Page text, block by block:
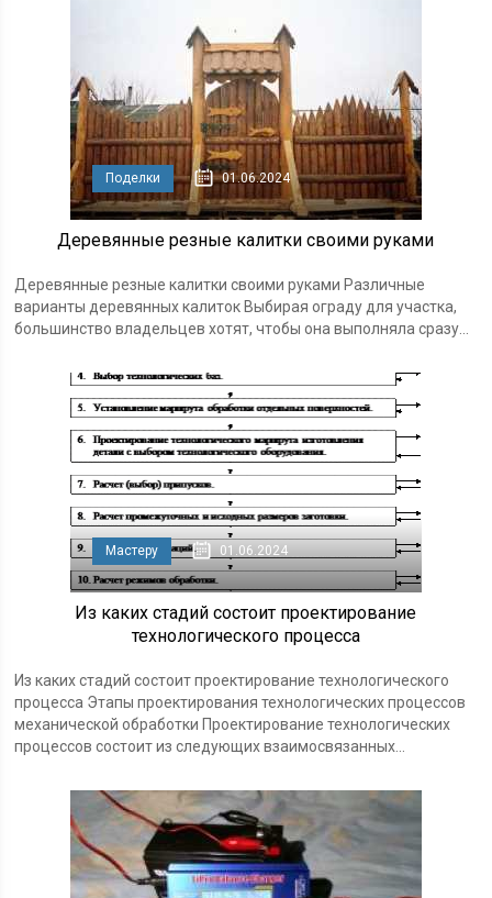
Поделки 01.06.2024
Деревянные резные калитки своими руками
Деревянные резные калитки своими руками Различные
варианты деревянных калиток Выбирая ограду для участка,
большинство владельцев хотят, чтобы она выполняла сразу...
Мастеру 01.06.2024
Из каких стадий состоит проектирование
технологического процесса
Из каких стадий состоит проектирование технологического
процесса Этапы проектирования технологических процессов
механической обработки Проектирование технологических
процессов состоит из следующих взаимосвязанных...